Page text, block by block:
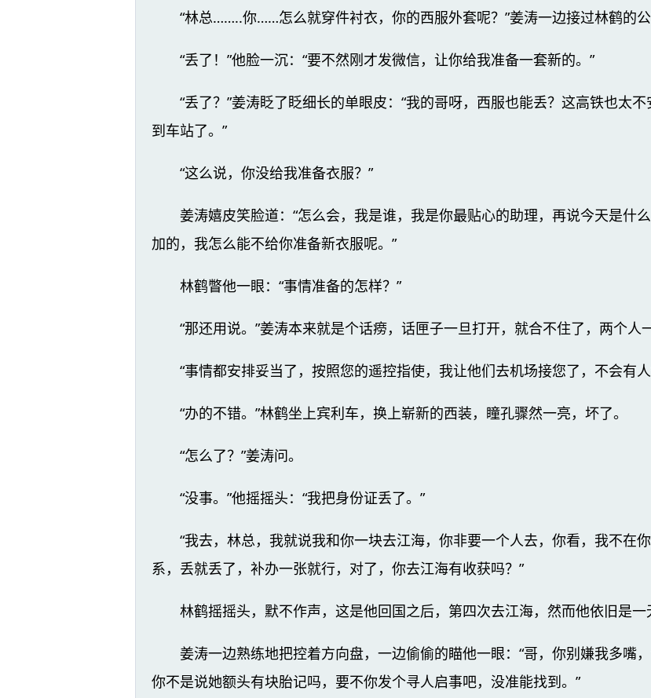
“林总……..你……怎么就穿件衬衣，你的西服外套呢？”姜涛一边接过林鹤的公
“丢了！”他脸一沉：“要不然刚才发微信，让你给我准备一套新的。”
“丢了？”姜涛眨了眨细长的单眼皮：“我的哥呀，西服也能丢？这高铁也太
到车站了。”
“这么说，你没给我准备衣服？”
姜涛嬉皮笑脸道：“怎么会，我是谁，我是你最贴心的助理，再说今天是什
加的，我怎么能不给你准备新衣服呢。”
林鹤瞥他一眼：“事情准备的怎样？”
“那还用说。”姜涛本来就是个话痨，话匣子一旦打开，就合不住了，两个人
“事情都安排妥当了，按照您的遥控指使，我让他们去机场接您了，不会有
“办的不错。”林鹤坐上宾利车，换上崭新的西装，瞳孔骤然一亮，坏了。
“怎么了？”姜涛问。
“没事。”他摇摇头：“我把身份证丢了。”
“我去，林总，我就说我和你一块去江海，你非要一个人去，你看，我不在
系，丢就丢了，补办一张就行，对了，你去江海有收获吗？”
林鹤摇摇头，默不作声，这是他回国之后，第四次去江海，然而他依旧是一
姜涛一边熟练地把控着方向盘，一边偷偷的瞄他一眼：“哥，你别嫌我多嘴
你不是说她额头有块胎记吗，要不你发个寻人启事吧，没准能找到。”